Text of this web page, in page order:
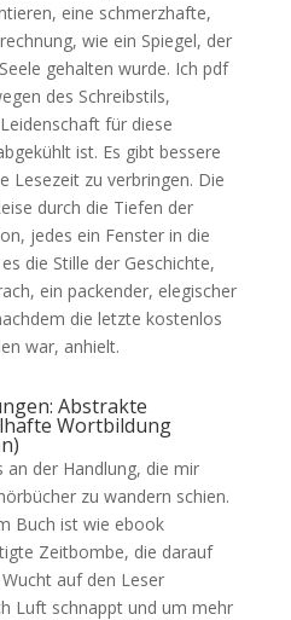
eine schmerzhafte,
wie ein Spiegel, der
gehalten wurde. Ich pdf
des Schreibstils,
für diese
ist. Es gibt bessere
Lesezeit zu verbringen. Die
durch die Tiefen der
jedes ein Fenster in die
die Stille der Geschichte,
ein packender, elegischer
die letzte kostenlos
war, anhielt.
Abstrakte
Wortbildung
an der Handlung, die mir
zu wandern schien.
Buch ist wie ebook
Zeitbombe, die darauf
auf den Leser
Luft schnappt und um mehr